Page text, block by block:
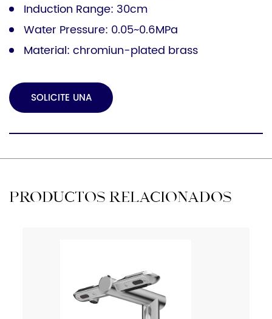
Induction Range: 30cm
Water Pressure: 0.05~0.6MPa
Material: chromiun-plated brass
SOLICITE UNA
COTIZACIÓN
PRODUCTOS RELACIONADOS